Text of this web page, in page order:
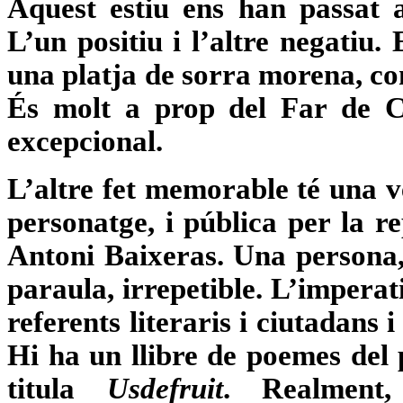
Aquest estiu ens han passat
L’un positiu i l’altre negatiu.
una platja de sorra morena,
És molt a prop del Far de
excepcional.
L’altre fet memorable té una
personatge, i pública per la
Antoni Baixeras. Una
paraula, irrepetible.
referents literaris i ciutadans i
Hi ha un llibre de poemes
titula Usdefruit.